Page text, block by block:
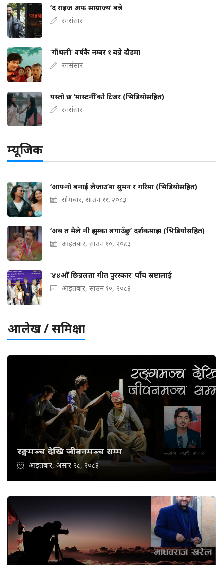
‘द राइज अफ साम्राज्य’ बन्ने
रंगसंसार
‘गौंथली’ वर्षकै नम्बर १ बन्ने दौडमा
रंगसंसार
यस्तो छ ‘मास्टर्नी’को टिजर (भिडियोसहित)
रंगसंसार
म्यूजिक
‘आफ्नो बनाई लैजाउ’मा सुमन र गरिमा (भिडियोसहित)
सोमबार, साउन ११, २०८३
‘अब त मैले नी झुम्का लगाउँछु’ दर्शकमाझ (भिडियोसहित)
आइतबार, साउन १०, २०८३
‘४४औँ छिन्नलता गीत पुरस्कार’ पाँच स्रष्टालाई
आइतबार, साउन १०, २०८३
आलेख / समिक्षा
रङ्गमञ्च देखि जीवनमञ्च सम्म
आइतबार, असार २८, २०८३